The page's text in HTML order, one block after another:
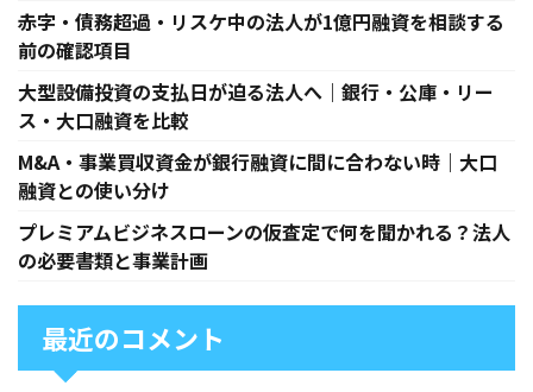
赤字・債務超過・リスケ中の法人が1億円融資を相談する
前の確認項目
大型設備投資の支払日が迫る法人へ｜銀行・公庫・リー
ス・大口融資を比較
M&A・事業買収資金が銀行融資に間に合わない時｜大口
融資との使い分け
プレミアムビジネスローンの仮査定で何を聞かれる？法人
の必要書類と事業計画
最近のコメント